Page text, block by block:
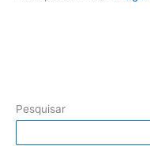
Pesquisar